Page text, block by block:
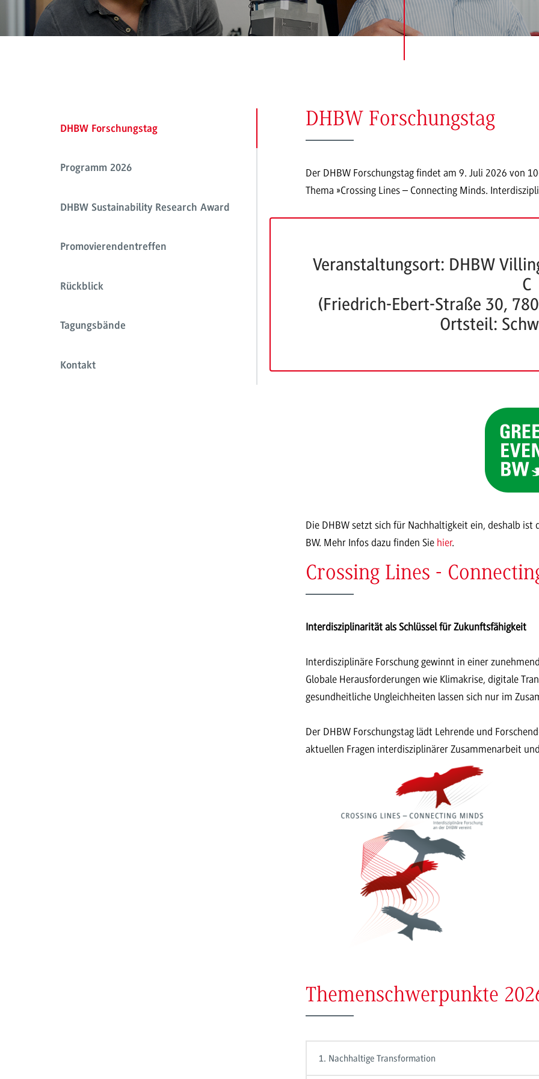
DHBW Forschungstag
Programm 2026
DHBW Sustainability Research Award
Promovierendentreffen
Rückblick
Tagungsbände
Kontakt
DHBW Forschungstag
Der DHBW Forschungstag findet am 9. Juli 2026 von
Thema »Crossing Lines – Connecting Minds.
Veranstaltungsort: DHBW
C
(Friedrich-Ebert-Straße 30,
Ortsteil:
Die DHBW setzt sich für Nachhaltigkeit ein, deshalb
BW. Mehr Infos dazu finden Sie hier.
Crossing Lines -
Interdisziplinarität als Schlüssel für Zukunftsfähigkeit
Interdisziplinäre Forschung gewinnt in einer
Globale Herausforderungen wie Klimakrise, digitale
gesundheitliche Ungleichheiten lassen sich nur im
Der DHBW Forschungstag lädt Lehrende und
aktuellen Fragen interdisziplinärer Zusammenarbeit
Themenschwerpunkte
1. Nachhaltige Transformation